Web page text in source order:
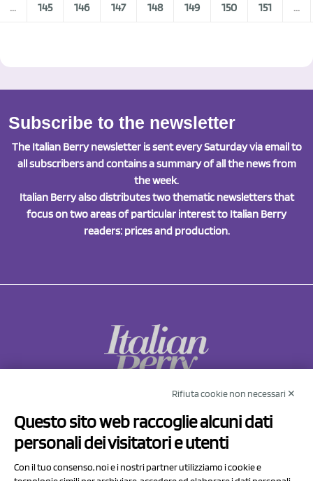
... 145 146 147 148 149 150 151 ...
Subscribe to the newsletter
The Italian Berry newsletter is sent every Saturday via email to
all subscribers and contains a summary of all the news from
the week.
Italian Berry also distributes two thematic newsletters that
focus on two areas of particular interest to Italian Berry
readers: prices and production.
Via Prov.le Sassuolo Vignola 315/1
41057 Spilamberto (MO)
Rifiuta cookie non necessari ✕
Questo sito web raccoglie alcuni dati
personali dei visitatori e utenti
Con il tuo consenso, noi e i nostri partner utilizziamo i cookie e